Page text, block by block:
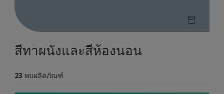
สีทาผนังและสีห้องนอน
23 พบผลิตภัณฑ์